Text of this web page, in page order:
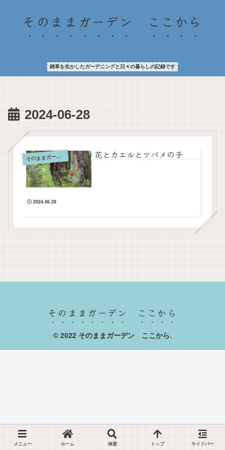
そのままガーデン ここから
雑草を生かしたガーデニングと日々の暮らしの記録です
2024-06-28
そ
のままガーデン 花とカエルとツバメの子
2024.06.28
そのままガーデン ここから
© 2022 そのままガーデン ここから.
メニュー ホーム 検索 トップ サイドバー